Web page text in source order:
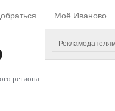
Моё Иваново
региона